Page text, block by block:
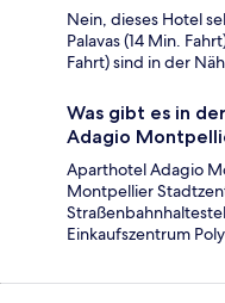
Nein, dieses Hotel
Palavas (14 Min.
Fahrt) sind in der
Was gibt es in
Adagio
Aparthotel Adagio
Montpellier
Einkaufszentrum